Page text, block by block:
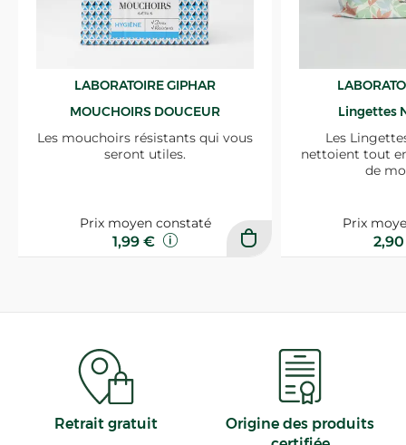
LABORATOIRE GIPHAR
MOUCHOIRS DOUCEUR
Les mouchoirs résistants qui vous
seront utiles.
Prix moyen constaté
1,99 €
Lingettes
Les
nettoient tout
de
Prix
Retrait gratuit
Origine des produits